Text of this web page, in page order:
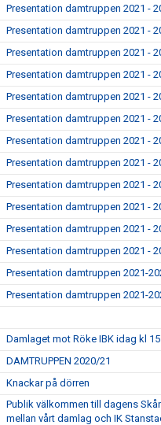
Presentation damtruppen 2021 -
Presentation damtruppen 2021 -
Presentation damtruppen 2021 -
Presentation damtruppen 2021 -
Presentation damtruppen 2021 -
Presentation damtruppen 2021 -
Presentation damtruppen 2021 -
Presentation damtruppen 2021 -
Presentation damtruppen 2021 -
Presentation damtruppen 2021 -
Presentation damtruppen 2021 -
Presentation damtruppen 2021 -
Presentation damtruppen 2021-
Presentation damtruppen 2021-
Damlaget mot Röke IBK idag kl
DAMTRUPPEN 2020/21
Knackar på dörren
Publik välkommen till dagens
mellan vårt damlag och IK